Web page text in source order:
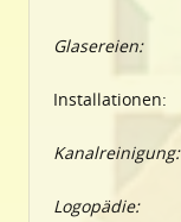
Glasereien:
Installationen:
Kanalreinigung:
Logopädie: